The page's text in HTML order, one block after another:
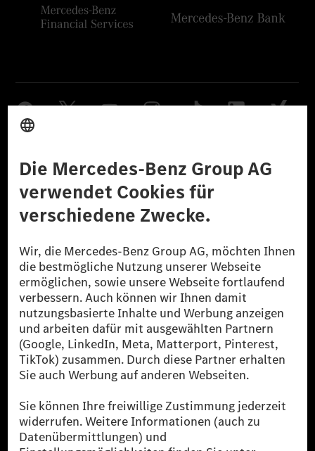
Datenschutz Lizenzhinweise Dritter Barrierefreiheit
© 2026 Mercedes-Benz Group AG. Alle Rechte vorbehalten.
[1] Bilanziell CO₂-neutral bedeutet, dass nicht vermiedene oder nicht
reduzierte CO₂-Emissionen bei der Mercedes-Benz Group durch
zertifizierte Ausgleichsprojekte kompensiert werden.
[2] Renewable Charging ist ein integraler Bestandteil von MB.CHARGE
Public in Europa, den USA, Kanada und China. Sofern an der jeweiligen
Ladestation noch kein Strom aus erneuerbaren Energien vorliegt,
verwendet Renewable Charging Grünstromzertifikate*. Diese stellen
sicher, dass für Ladevorgänge über MB.CHARGE Public eine äquivalente
Strommenge aus erneuerbaren Energien ins Stromnetz eingespeist wird.
als sechs Jahre sind.
* Inkl. EKOenergy Ökolabel
* Die angegebenen Werte wurden nach dem vorgeschriebenen
Messverfahren WLTP (Worldwide harmonised Light vehicles Test